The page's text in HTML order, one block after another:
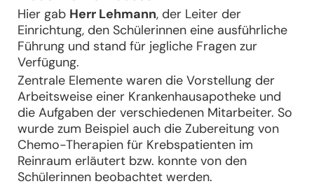
Hier gab Herr Lehmann, der Leiter der
Einrichtung, den Schülerinnen eine ausführliche
Führung und stand für jegliche Fragen zur
Verfügung.
Zentrale Elemente waren die Vorstellung der
Arbeitsweise einer Krankenhausapotheke und
die Aufgaben der verschiedenen Mitarbeiter. So
wurde zum Beispiel auch die Zubereitung von
Chemo-Therapien für Krebspatienten im
Reinraum erläutert bzw. konnte von den
Schülerinnen beobachtet werden.